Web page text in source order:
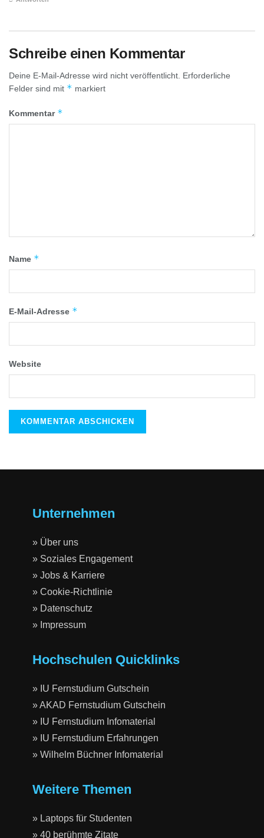
Schreibe einen Kommentar
Deine E-Mail-Adresse wird nicht veröffentlicht. Erforderliche
Felder sind mit * markiert
Kommentar *
Name *
E-Mail-Adresse *
Website
Unternehmen
» Über uns
» Soziales Engagement
» Jobs & Karriere
» Cookie-Richtlinie
» Datenschutz
» Impressum
Hochschulen Quicklinks
» IU Fernstudium Gutschein
» AKAD Fernstudium Gutschein
» IU Fernstudium Infomaterial
» IU Fernstudium Erfahrungen
» Wilhelm Büchner Infomaterial
Weitere Themen
» Laptops für Studenten
» 40 berühmte Zitate